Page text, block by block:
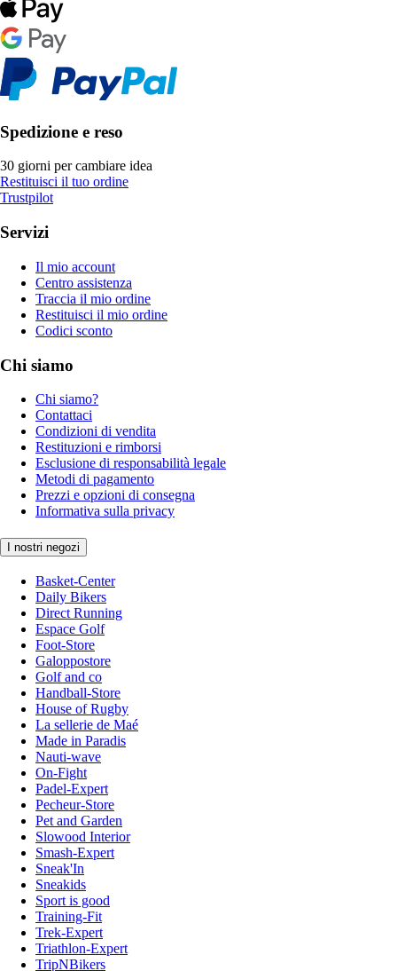
Spedizione e reso
30 giorni per cambiare idea
Restituisci il tuo ordine
Trustpilot
Servizi
Il mio account
Centro assistenza
Traccia il mio ordine
Restituisci il mio ordine
Codici sconto
Chi siamo
Chi siamo?
Contattaci
Condizioni di vendita
Restituzioni e rimborsi
Esclusione di responsabilità legale
Metodi di pagamento
Prezzi e opzioni di consegna
Informativa sulla privacy
I nostri negozi
Basket-Center
Daily Bikers
Direct Running
Espace Golf
Foot-Store
Galoppostore
Golf and co
Handball-Store
House of Rugby
La sellerie de Maé
Made in Paradis
Nauti-wave
On-Fight
Padel-Expert
Pecheur-Store
Pet and Garden
Slowood Interior
Smash-Expert
Sneak'In
Sneakids
Sport is good
Training-Fit
Trek-Expert
Triathlon-Expert
TripNBikers